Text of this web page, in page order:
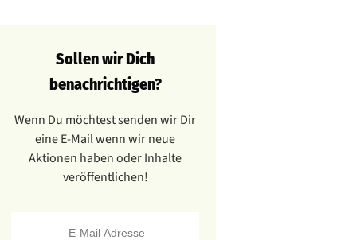
Sollen wir Dich
benachrichtigen?
Wenn Du möchtest senden wir Dir
eine E-Mail wenn wir neue
Aktionen haben oder Inhalte
veröffentlichen!